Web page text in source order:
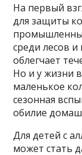
На первый
для защиты
среди лесов
облегчает
Но и у жизни
маленькое
сезонная
обилие
Для детей с
может стать